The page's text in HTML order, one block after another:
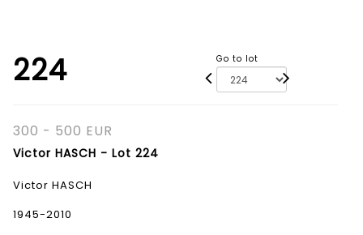
224 Go to lot
300 - 500 EUR
Victor HASCH - Lot 224
Victor HASCH
1945-2010